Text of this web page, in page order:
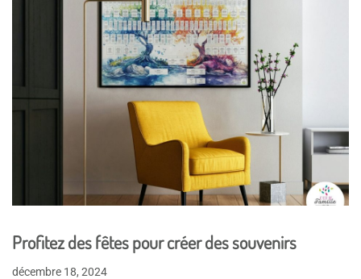
Profitez des fêtes pour créer des souvenirs
décembre 18, 2024